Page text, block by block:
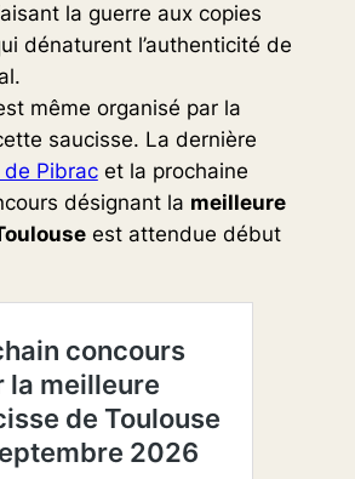
la guerre aux copies
dénaturent l’authenticité de
même organisé par la
saucisse. La dernière
Pibracet la prochaine
désignant la meilleure
est attendue début